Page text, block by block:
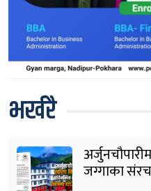
भर्खरै
जग्गाका